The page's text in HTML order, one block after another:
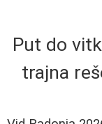
Put do
trajna